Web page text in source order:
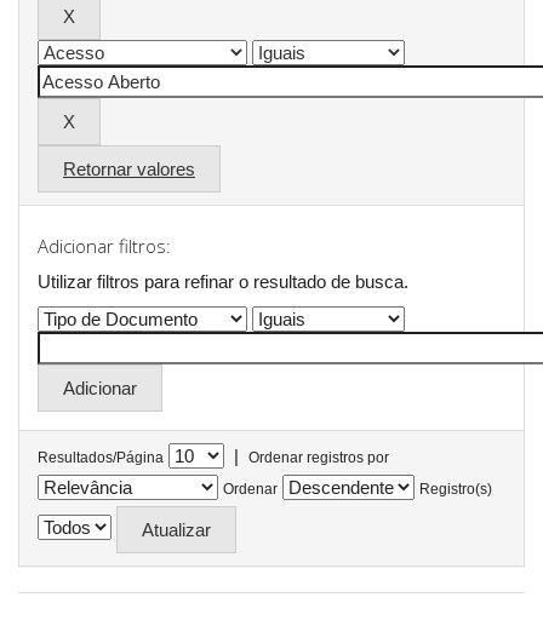
Retornar valores
Adicionar filtros:
Utilizar filtros para refinar o resultado de busca.
Resultados/Página |
Ordenar registros por
Ordenar
Registro(s)